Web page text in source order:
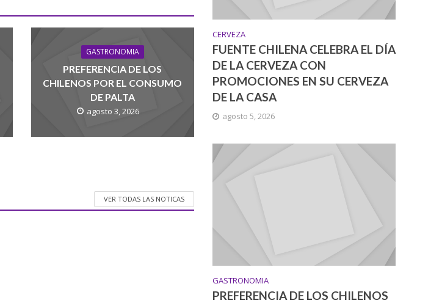
GASTRONOMIA
PREFERENCIA DE LOS
CHILENOS POR EL CONSUMO
DE PALTA
agosto 3, 2026
VER TODAS LAS NOTICAS
CERVEZA
FUENTE CHILENA CELEBRA EL DÍA
DE LA CERVEZA CON
PROMOCIONES EN SU CERVEZA
DE LA CASA
agosto 5, 2026
GASTRONOMIA
PREFERENCIA DE LOS CHILENOS